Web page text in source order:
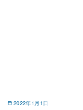
2022年1月1日